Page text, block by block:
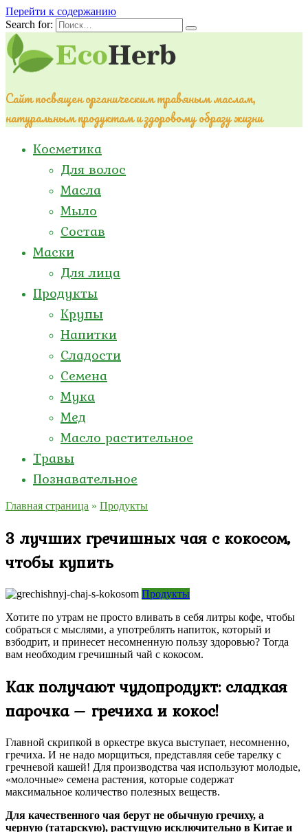
Перейти к содержанию
Search for:
Сайт посвящен органическим травяным маслам,
натуральным продуктам и здоровому образу жизни
Косметика
Для волос
Масла
Мыло
Состав
Маски
Для лица
Продукты
Крупы
Напитки
Сладости
Семена
Мука
Мед
Масло растительное
Травы
Познавательное
Главная страница » Продукты
3 лучших гречишных чая с кокосом,
чтобы купить
Продукты
Хотите по утрам не просто вливать в себя литры кофе, чтобы
собраться с мыслями, а употреблять напиток, который и
взбодрит, и принесет несомненную пользу здоровью? Тогда
вам необходим гречишный чай с кокосом.
Как получают чудопродукт: сладкая
парочка – гречиха и кокос!
Главной скрипкой в оркестре вкуса выступает, несомненно,
гречиха. И не надо морщиться, представляя себе тарелку с
гречневой кашей! Для производства чая используют молодые,
«молочные» семена растения, которые содержат
максимальное количество полезных веществ.
Для качественного чая берут не обычную гречиху, а
черную (татарскую), растущую исключительно в Китае и